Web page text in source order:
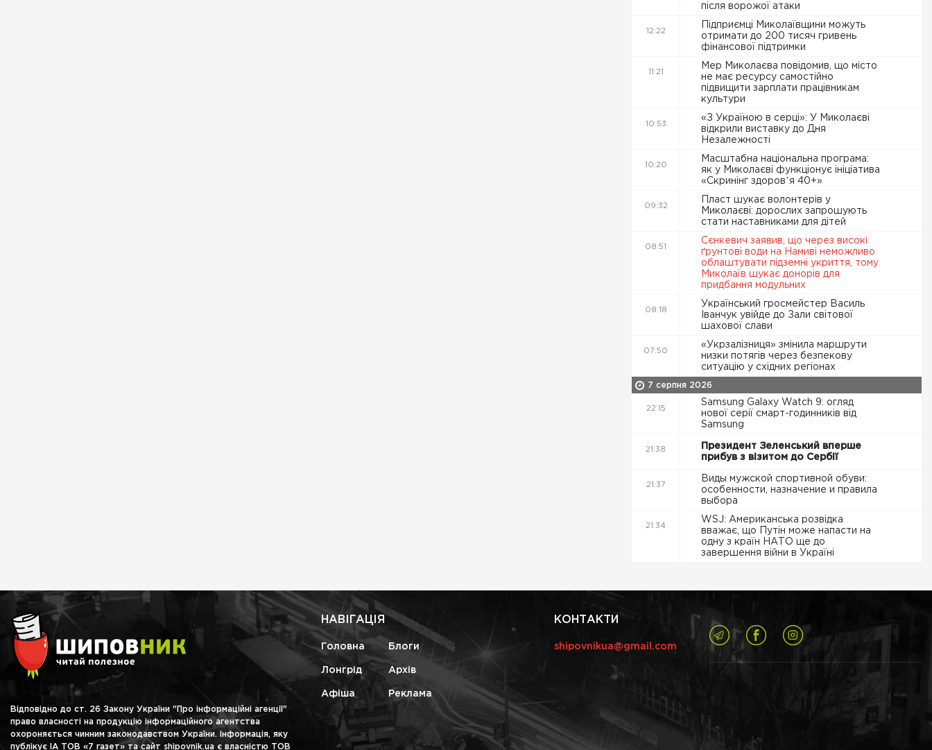
після ворожої атаки
12:22
Підприємці Миколаївщини можуть
отримати до 200 тисяч гривень
фінансової підтримки
11:21
Мер Миколаєва повідомив, що місто
не має ресурсу самостійно
підвищити зарплати працівникам
культури
10:53
«З Україною в серці»: У Миколаєві
відкрили виставку до Дня
Незалежності
10:20
Масштабна національна програма:
як у Миколаєві функціонує ініціатива
«Скринінг здоровʼя 40+»
09:32
Пласт шукає волонтерів у
Миколаєві: дорослих запрошують
стати наставниками для дітей
08:51
Сєнкевич заявив, що через високі
ґрунтові води на Намиві неможливо
облаштувати підземні укриття, тому
Миколаїв шукає донорів для
придбання модульних
08:18
Український гросмейстер Василь
Іванчук увійде до Зали світової
шахової слави
07:50
«Укрзалізниця» змінила маршрути
низки потягів через безпекову
ситуацію у східних регіонах
7 серпня 2026
22:15
Samsung Galaxy Watch 9: огляд
нової серії смарт-годинників від
Samsung
21:38
Президент Зеленський вперше
прибув з візитом до Сербії
21:37
Виды мужской спортивной обуви:
особенности, назначение и правила
выбора
21:34
WSJ: Американська розвідка
вважає, що Путін може напасти на
одну з країн НАТО ще до
завершення війни в Україні
Відповідно до ст. 26 Закону України "Про інформаційні агенції"
право власності на продукцію інформаційного агентства
охороняється чинним законодавством України. Інформація, яку
публікує ІА ТОВ «7 газет» та сайт shipovnik.ua є власністю ТОВ
НАВІГАЦІЯ
Головна Блоги
Лонгрід Архів
Афіша Реклама
КОНТАКТИ
shipovnikua@gmail.com